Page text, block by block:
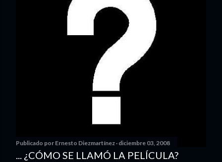
Publicado por Ernesto Diezmartínez diciembre 03, 2008
... ¿CÓMO SE LLAMÓ LA PELÍCULA?